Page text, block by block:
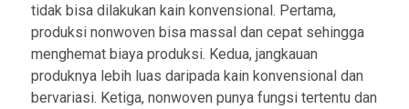
tidak bisa dilakukan kain konvensional. Pertama,
produksi nonwoven bisa massal dan cepat sehingga
menghemat biaya produksi. Kedua, jangkauan
produknya lebih luas daripada kain konvensional dan
bervariasi. Ketiga, nonwoven punya fungsi tertentu dan